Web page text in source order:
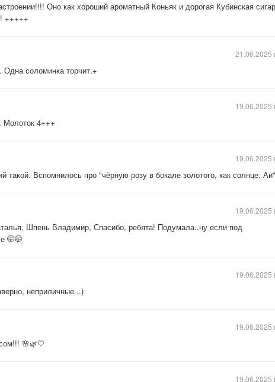
Оно как хороший ароматный Коньяк и дорогая Кубинская
Одна соломинка торчит.+
21.06.2025
Молоток 4+++
19.06.2025
такой. Вспомнилось про "чёрную розу в бокале золотого, как солнце,
19.06.2025
Шпень Владимир, Спасибо, ребята! Подумала..ну если под
🤭🤭
19.06.2025
неприличные...)
19.06.2025
🌸🌿🤍
19.06.2025
19.06.2025